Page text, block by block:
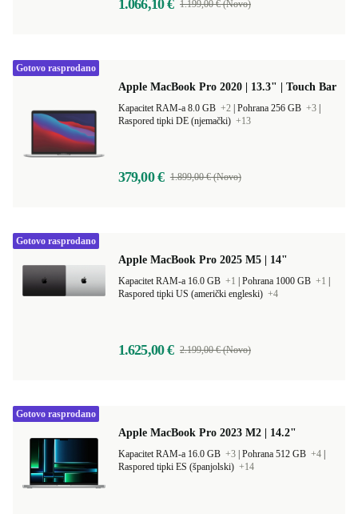
1.066,10 € 1.199,00 € (Novo)
Apple MacBook Pro 2020 | 13.3" | Touch Bar
Kapacitet RAM-a 8.0 GB +2 Pohrana 256 GB +3
Raspored tipki DE (njemački) +13
379,00 € 1.899,00 € (Novo)
Gotovo rasprodano
Apple MacBook Pro 2025 M5 | 14"
Kapacitet RAM-a 16.0 GB +1 Pohrana 1000 GB +1
Raspored tipki US (američki engleski) +4
1.625,00 € 2.199,00 € (Novo)
Gotovo rasprodano
Apple MacBook Pro 2023 M2 | 14.2"
Kapacitet RAM-a 16.0 GB +3 Pohrana 512 GB +4
Raspored tipki ES (španjolski) +14
Gotovo rasprodano